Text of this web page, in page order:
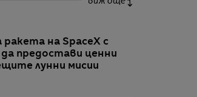
ракета на SpaceX с
предостави ценни
лунни мисии